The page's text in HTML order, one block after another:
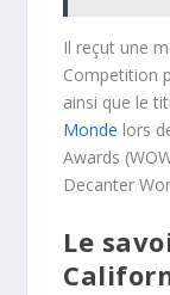
Il reçut une
Competition
ainsi que le
Monde lors
Awards
Decanter
Le